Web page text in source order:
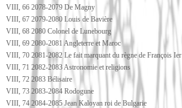
VIII, 66 2078-2079 De Magny
VIII, 67 2079-2080 Louis de Bavière
VIII, 68 2080 Colonel de Lunebourg
VIII, 69 2080-2081 Angleterre et Maroc
VIII, 70 2081-2082 Le fait marquant du règne de François Ier
VIII, 71 2082-2083 Astronomie et religions
VIII, 72 2083 Bélisaire
VIII, 73 2083-2084 Rodogune
VIII, 74 2084-2085 Jean Kaloyan roi de Bulgarie